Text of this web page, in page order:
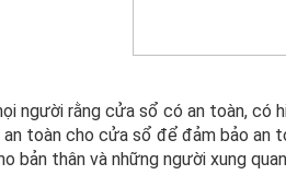
người rằng cửa sổ có an toàn,
toàn cho cửa sổ để đảm bảo
bản thân và những người xung